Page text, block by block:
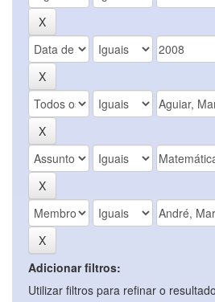
Adicionar filtros:
Utilizar filtros para refinar o